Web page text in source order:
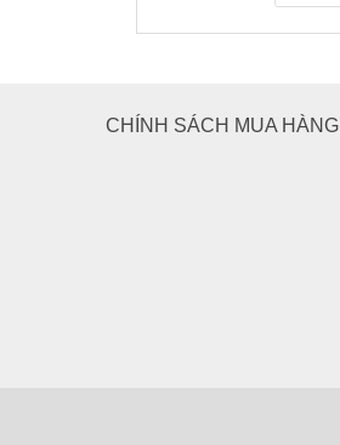
CHÍNH SÁCH MUA HÀNG